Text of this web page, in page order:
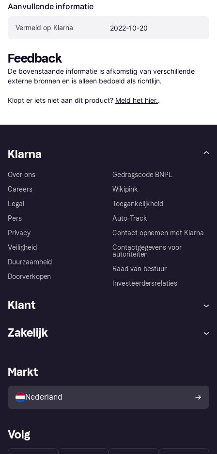
Aanvullende informatie
Vermeld op Klarna 2022-10-20
Feedback
De bovenstaande informatie is afkomstig van verschillende
externe bronnen en is alleen bedoeld als richtlijn.
Klopt er iets niet aan dit product? Meld het hier..
Klarna
Over ons
Careers
Legal
Pers
Privacy
Veiligheid
Duurzaamheid
Doorverkopen
Gedragscode BNPL
Wikipink
Toegankelijkheid
Auto-Track
Contact opnemen met Klarna
Contactgegevens voor
autoriteiten
Raad van bestuur
Investeerdersrelaties
Klant
Winkeloverzicht
Kopersbescherming voor
consumenten
Zakelijk
Zakelijke login
Markt
Nederland
Volg